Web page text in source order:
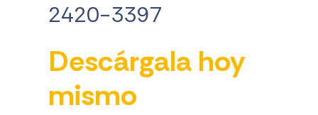
2420-3397
Descárgala hoy
mismo